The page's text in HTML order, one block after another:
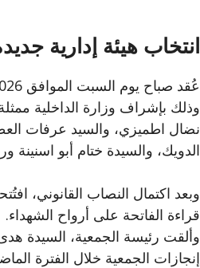
انتخاب هيئة إدارية
وذلك بإشراف وزارة الداخلية
نضال اطميزي، والسيد عرفات
الدويك، والسيدة ختام أبو اسنينة
وبعد اكتمال النصاب القانوني،
قراءة الفاتحة على أرواح الشهداء.
وألقت رئيسة الجمعية، السيدة
إنجازات الجمعية خلال الفترة